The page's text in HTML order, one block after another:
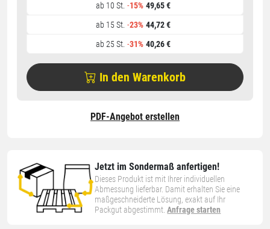
Jetzt im Sondermaß anfertigen!
Dieses Produkt ist mit Ihrer individuellen
Abmessung lieferbar. Damit erhalten Sie eine
maßgeschneiderte Lösung, exakt auf Ihr
Packgut abgestimmt.Anfrage starten
ab 10 St. -15% 49,65 €
ab 15 St. -23% 44,72 €
ab 25 St. -31% 40,26 €
In den Warenkorb
PDF-Angebot erstellen